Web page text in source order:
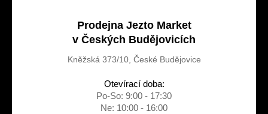
Prodejna Jezto Market
v Českých Budějovicích
Kněžská 373/10, České Budějovice
Otevírací doba:
Po-So: 9:00 - 17:30
Ne: 10:00 - 16:00